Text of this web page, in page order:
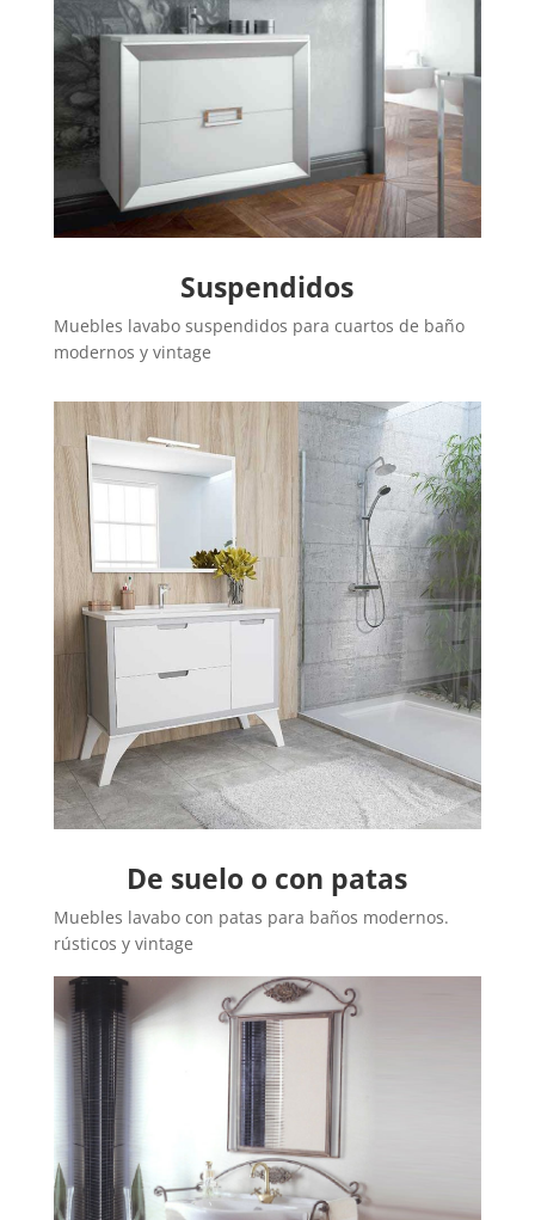
Suspendidos
Muebles lavabo suspendidos para cuartos de baño
modernos y vintage
De suelo o con patas
Muebles lavabo con patas para baños modernos.
rústicos y vintage